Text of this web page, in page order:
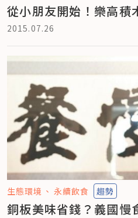
從小朋友開始！樂高積
2015.07.26
生態環境 永續飲食 趨勢
銅板美味省錢？義國慢